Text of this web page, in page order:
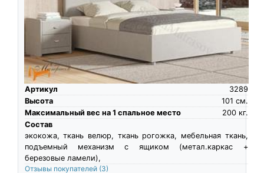
Артикул
3289
Высота
см.
101
Максимальный вес на 1 спальное место
кг.
200
Состав
экокожа, ткань велюр, ткань рогожка, мебельная ткань,
подъемный механизм с ящиком (метал.каркас +
березовые ламели),
Отзывы покупателей (3)